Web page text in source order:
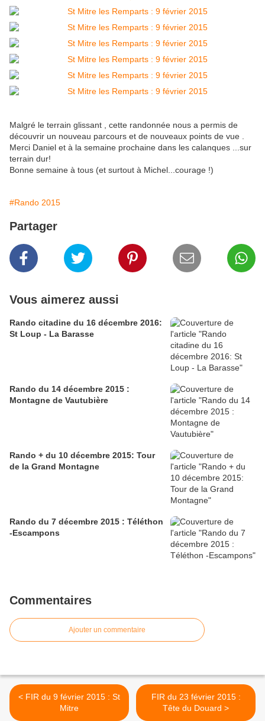
Malgré le terrain glissant , cette randonnée nous a permis de
découvrir un nouveau parcours et de nouveaux points de vue .
Merci Daniel et à la semaine prochaine dans les calanques ...sur
terrain dur!
Bonne semaine à tous (et surtout à Michel...courage !)
#Rando 2015
Partager
Vous aimerez aussi
Rando citadine du 16 décembre 2016:
St Loup - La Barasse
Rando du 14 décembre 2015 :
Montagne de Vautubière
Rando + du 10 décembre 2015: Tour
de la Grand Montagne
Rando du 7 décembre 2015 : Téléthon
-Escampons
Commentaires
Ajouter un commentaire
< FIR du 9 février 2015 : St
Mitre
FIR du 23 février 2015 :
Tête du Douard >